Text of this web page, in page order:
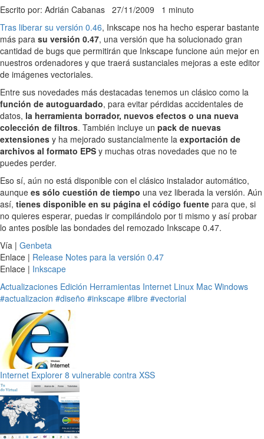
Escrito por: Adrián Cabanas 27/11/2009 1 minuto
Tras liberar su versión 0.46, Inkscape nos ha hecho esperar bastante
más para su versión 0.47, una versión que ha solucionado gran
cantidad de bugs que permitirán que Inkscape funcione aún mejor en
nuestros ordenadores y que traerá sustanciales mejoras a este editor
de imágenes vectoriales.
Entre sus novedades más destacadas tenemos un clásico como la
función de autoguardado, para evitar pérdidas accidentales de
datos, la herramienta borrador, nuevos efectos o una nueva
colección de filtros. También incluye un pack de nuevas
extensiones y ha mejorado sustancialmente la exportación de
archivos al formato EPS y muchas otras novedades que no te
puedes perder.
Eso sí, aún no está disponible con el clásico instalador automático,
aunque es sólo cuestión de tiempo una vez liberada la versión. Aún
así, tienes disponible en su página el código fuente para que, si
no quieres esperar, puedas ir compilándolo por ti mismo y así probar
lo antes posible las bondades del remozado Inkscape 0.47.
Vía | Genbeta
Enlace | Release Notes para la versión 0.47
Enlace | Inkscape
Actualizaciones Edición Herramientas Internet Linux Mac Windows
#actualizacion #diseño #inkscape #libre #vectorial
Internet Explorer 8 vulnerable contra XSS